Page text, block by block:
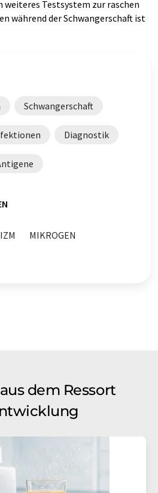
weiteres Testsystem zur raschen
während der Schwangerschaft ist
Schwangerschaft
Diagnostik
MIKROGEN
dem Ressort